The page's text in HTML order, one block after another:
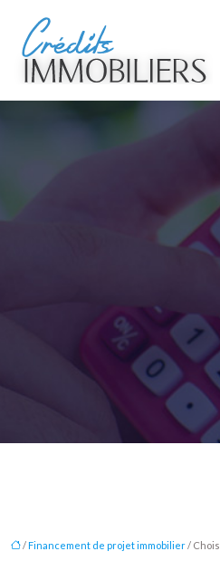
/Financement de projet immobilier/